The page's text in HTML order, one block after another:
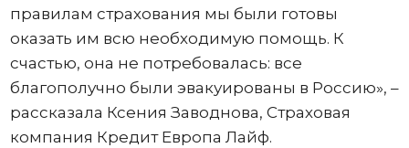
правилам страхования мы были готовы
оказать им всю необходимую помощь. К
счастью, она не потребовалась: все
благополучно были эвакуированы в Россию», –
рассказала Ксения Заводнова, Страховая
компания Кредит Европа Лайф.